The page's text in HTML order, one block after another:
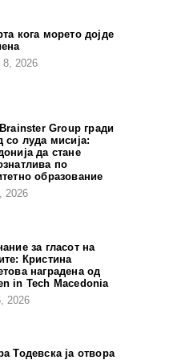
кога морето дојде
8, 2026
Group гради
со луда мисија:
да стане
по
образование
2026
за гласот на
Кристина
наградена од
in Tech Macedonia
2026
Тодевска ја отвора